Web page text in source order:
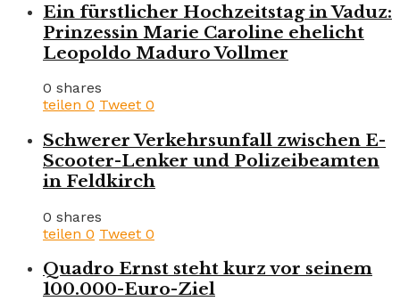
Ein fürstlicher Hochzeitstag in Vaduz:
Prinzessin Marie Caroline ehelicht
Leopoldo Maduro Vollmer
0 shares
teilen 0 Tweet 0
Schwerer Verkehrsunfall zwischen E-
Scooter-Lenker und Polizeibeamten
in Feldkirch
0 shares
teilen 0 Tweet 0
Quadro Ernst steht kurz vor seinem
100.000-Euro-Ziel